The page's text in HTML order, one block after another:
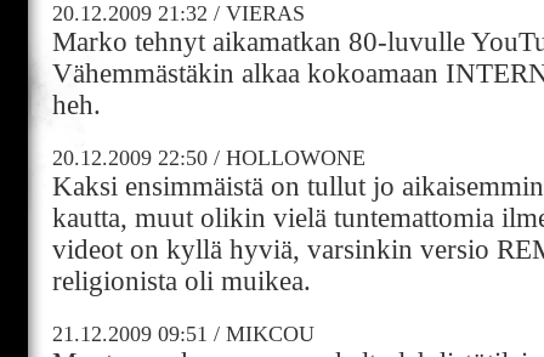
20.12.2009 21:32 / VIERAS
Marko tehnyt aikamatkan 80-luvulle
Vähemmästäkin alkaa kokoamaan
heh.
20.12.2009 22:50 / HOLLOWONE
Kaksi ensimmäistä on tullut jo
kautta, muut olikin vielä tuntemattomia
videot on kyllä hyviä, varsinkin versio
religionista oli muikea.
21.12.2009 09:51 / MIKCOU